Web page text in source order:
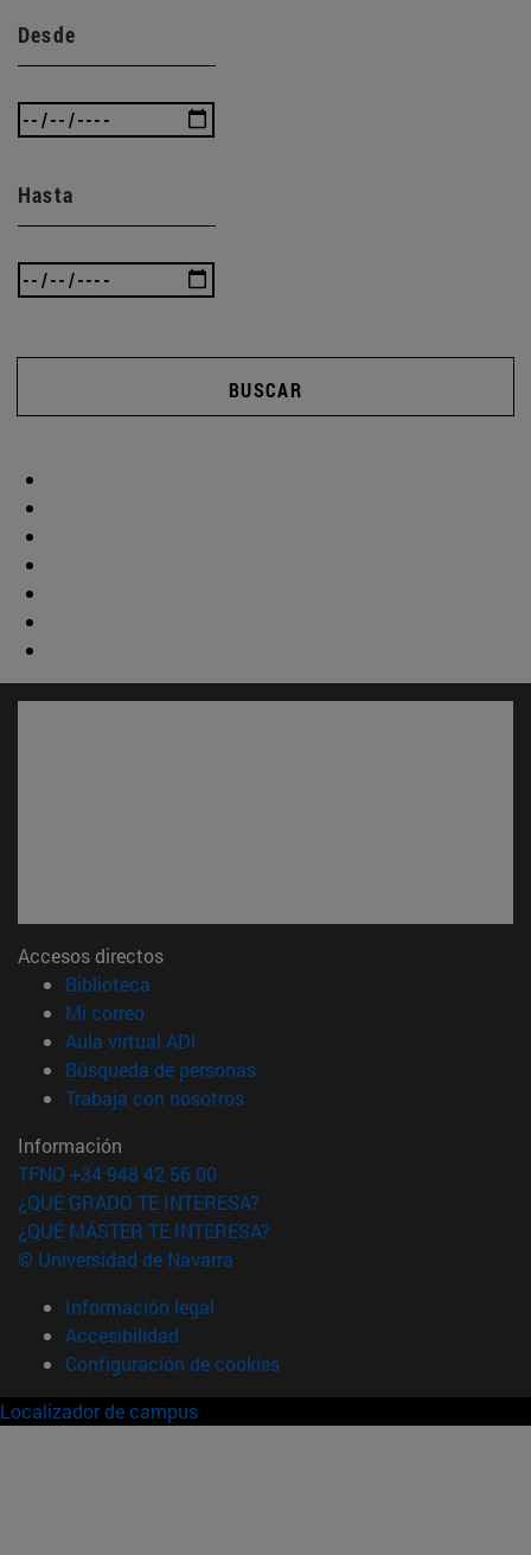
Desde
Hasta
BUSCAR
Accesos directos
Biblioteca
Mi correo(abre en nueva ventana)
Aula virtual ADI
Búsqueda de personas(abre en nueva ventana)
Trabaja con nosotros(abre en nueva ventana)
Información
TFNO +34 948 42 56 00
¿QUÉ GRADO TE INTERESA?
¿QUÉ MÁSTER TE INTERESA?
© Universidad de Navarra
Información legal
Accesibilidad
Configuración de cookies
Localizador de campus